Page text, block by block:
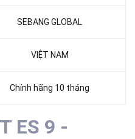
SEBANG GLOBAL
VIỆT NAM
Chính hãng 10 tháng
ES 9 -